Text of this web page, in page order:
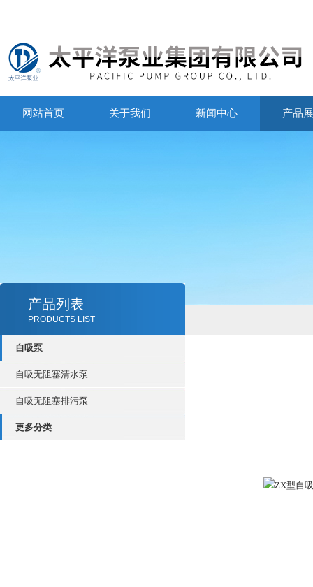
网站首页 关于我们 新闻中心 产品
产品列表
PRODUCTS LIST
自吸泵
自吸无阻塞清水泵
自吸无阻塞排污泵
更多分类